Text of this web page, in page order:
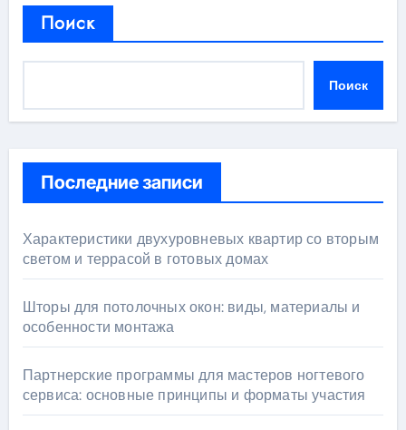
Поиск
Поиск
Последние записи
Характеристики двухуровневых квартир со вторым
светом и террасой в готовых домах
Шторы для потолочных окон: виды, материалы и
особенности монтажа
Партнерские программы для мастеров ногтевого
сервиса: основные принципы и форматы участия